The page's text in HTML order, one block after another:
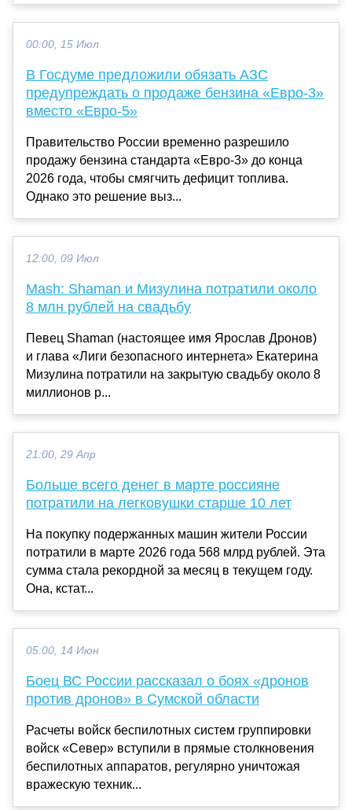
00:00, 15 Июл
В Госдуме предложили обязать АЗС
предупреждать о продаже бензина «Евро-3»
вместо «Евро-5»
Правительство России временно разрешило
продажу бензина стандарта «Евро-3» до конца
2026 года, чтобы смягчить дефицит топлива.
Однако это решение выз...
12:00, 09 Июл
Mash: Shaman и Мизулина потратили около
8 млн рублей на свадьбу
Певец Shaman (настоящее имя Ярослав Дронов)
и глава «Лиги безопасного интернета» Екатерина
Мизулина потратили на закрытую свадьбу около 8
миллионов р...
21:00, 29 Апр
Больше всего денег в марте россияне
потратили на легковушки старше 10 лет
На покупку подержанных машин жители России
потратили в марте 2026 года 568 млрд рублей. Эта
сумма стала рекордной за месяц в текущем году.
Она, кстат...
05:00, 14 Июн
Боец ВС России рассказал о боях «дронов
против дронов» в Сумской области
Расчеты войск беспилотных систем группировки
войск «Север» вступили в прямые столкновения
беспилотных аппаратов, регулярно уничтожая
вражескую техник...